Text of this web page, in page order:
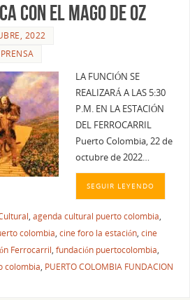
CON EL MAGO DE OZ
2022
PRENSA
LA FUNCIÓN SE
REALIZARÁ A LAS 5:30
P.M. EN LA ESTACIÓN
DEL FERROCARRIL
Puerto Colombia, 22 de
octubre de 2022…
SEGUIR LEYENDO
, agenda cultural puerto colombia,
colombia, cine foro la estación, cine
Ferrocarril, fundación puertocolombia,
colombia, PUERTO COLOMBIA FUNDACION